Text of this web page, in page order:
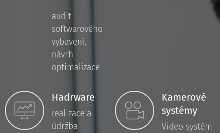
audit
softwarového
vybavení,
návrh
optimalizace
Hadrware
realizace a
údržba
Kamerové
systémy
Video systém